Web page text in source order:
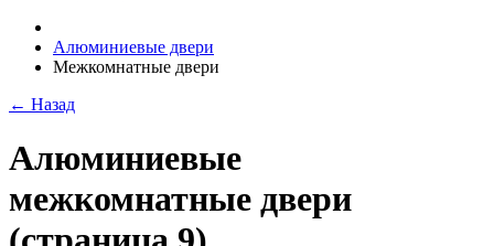
Алюминиевые двери
Межкомнатные двери
← Назад
Алюминиевые
межкомнатные двери